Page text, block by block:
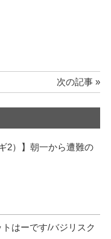
次の記事 »
2）】朝一から遭難の
トはーです/バジリスク